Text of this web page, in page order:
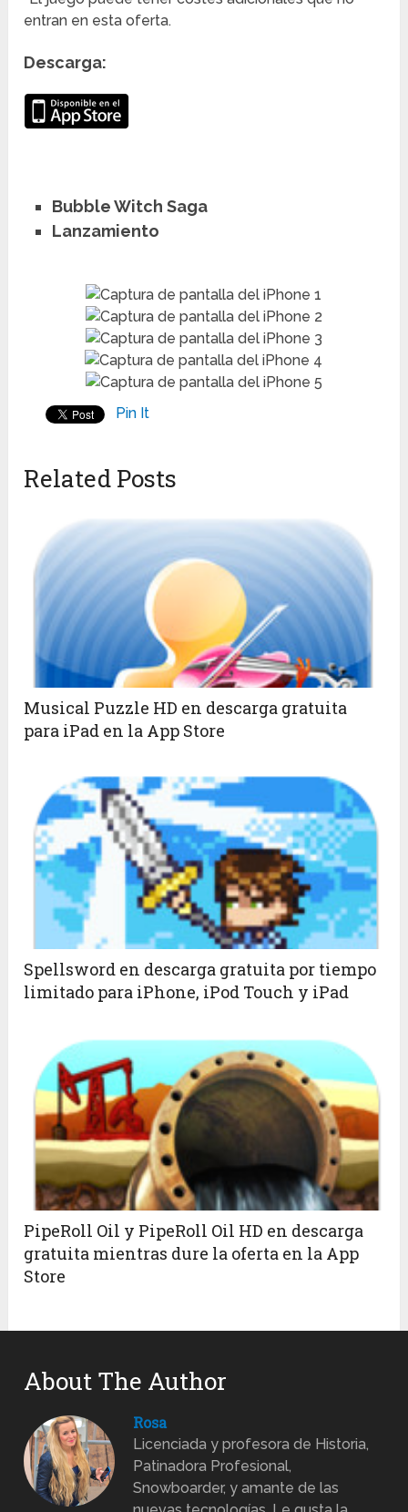
entran en esta oferta.
Descarga:
Bubble Witch Saga
Lanzamiento
Pin It
Related Posts
Musical Puzzle HD en descarga gratuita
para iPad en la App Store
Spellsword en descarga gratuita por tiempo
limitado para iPhone, iPod Touch y iPad
PipeRoll Oil y PipeRoll Oil HD en descarga
gratuita mientras dure la oferta en la App
Store
About The Author
Rosa
Licenciada y profesora de Historia,
Patinadora Profesional,
Snowboarder, y amante de las